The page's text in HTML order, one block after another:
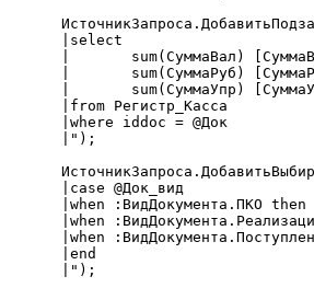
|select
|from Регистр_Касса
|where iddoc = @Док
|");
|case @Док_вид
|when :ВидДокумента.ПКО
|when
|when
|end
|");